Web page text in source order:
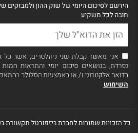
הירשם לסיכום היומי של שוק ההון ולמבזקים
חובה לכל משקיע
אני מאשר קבלת שני ניוזלטרים, אשר
נפרדת, בנושאים סיכום יומי והתראות חמות
בדואר אלקטרוני ו/ או באמצעות הסלולר בהתאם
השימוש
כל הזכויות שמורות לחברת ביזפורטל תקשורת